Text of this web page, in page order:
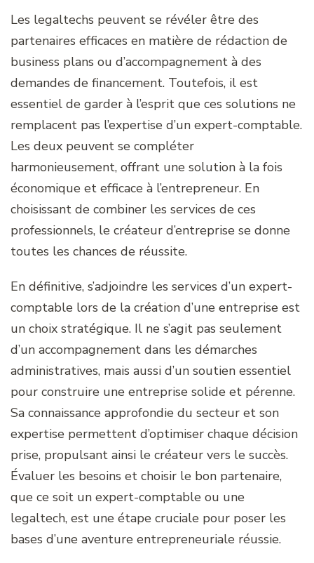
Les legaltechs peuvent se révéler être des
partenaires efficaces en matière de rédaction de
business plans ou d’accompagnement à des
demandes de financement. Toutefois, il est
essentiel de garder à l’esprit que ces solutions ne
remplacent pas l’expertise d’un expert-comptable.
Les deux peuvent se compléter
harmonieusement, offrant une solution à la fois
économique et efficace à l’entrepreneur. En
choisissant de combiner les services de ces
professionnels, le créateur d’entreprise se donne
toutes les chances de réussite.
En définitive, s’adjoindre les services d’un expert-
comptable lors de la création d’une entreprise est
un choix stratégique. Il ne s’agit pas seulement
d’un accompagnement dans les démarches
administratives, mais aussi d’un soutien essentiel
pour construire une entreprise solide et pérenne.
Sa connaissance approfondie du secteur et son
expertise permettent d’optimiser chaque décision
prise, propulsant ainsi le créateur vers le succès.
Évaluer les besoins et choisir le bon partenaire,
que ce soit un expert-comptable ou une
legaltech, est une étape cruciale pour poser les
bases d’une aventure entrepreneuriale réussie.